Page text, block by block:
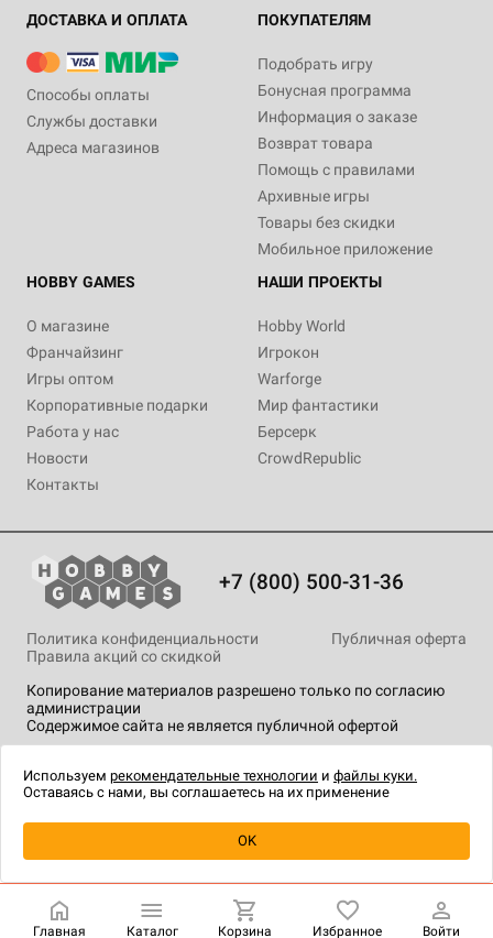
Купить
ДОСТАВКА И ОПЛАТА
Способы оплаты
Службы доставки
Адреса магазинов
ПОКУПАТЕЛЯМ
Подобрать игру
Бонусная программа
Информация о заказе
Возврат товара
Помощь с правилами
Архивные игры
Товары без скидки
Мобильное приложение
HOBBY GAMES
О магазине
Франчайзинг
Игры оптом
Корпоративные подарки
Работа у нас
Новости
Контакты
НАШИ ПРОЕКТЫ
Hobby World
Игрокон
Warforge
Мир фантастики
Берсерк
CrowdRepublic
+7 (800) 500-31-36
Копирование материалов разрешено только по согласию
администрации
Содержимое сайта не является публичной офертой
Политика конфиденциальности
Публичная оферта
Правила акций со скидкой
технологии.
Главная Каталог Корзина Избранное Войти
Используем рекомендательные технологии и файлы куки.
Оставаясь с нами, вы соглашаетесь на их применение
OK